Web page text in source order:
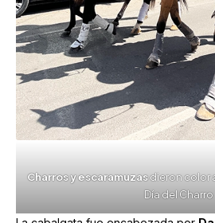
Charros y escaramuzasdieron color
Día del Charro